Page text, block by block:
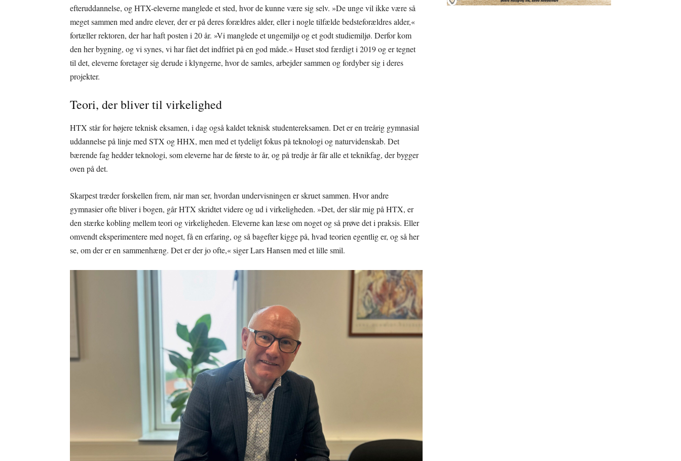
efteruddannelse, og HTX-eleverne manglede et sted, hvor de kunne være sig selv. »De unge vil ikke være så
meget sammen med andre elever, der er på deres forældres alder, eller i nogle tilfælde bedsteforældres alder,«
fortæller rektoren, der har haft posten i 20 år. »Vi manglede et ungemiljø og et godt studiemiljø. Derfor kom
den her bygning, og vi synes, vi har fået det indfriet på en god måde.« Huset stod færdigt i 2019 og er tegnet
til det, eleverne foretager sig derude i klyngerne, hvor de samles, arbejder sammen og fordyber sig i deres
projekter.
Teori, der bliver til virkelighed
HTX står for højere teknisk eksamen, i dag også kaldet teknisk studentereksamen. Det er en treårig gymnasial
uddannelse på linje med STX og HHX, men med et tydeligt fokus på teknologi og naturvidenskab. Det
bærende fag hedder teknologi, som eleverne har de første to år, og på tredje år får alle et teknikfag, der bygger
oven på det.
Skarpest træder forskellen frem, når man ser, hvordan undervisningen er skruet sammen. Hvor andre
gymnasier ofte bliver i bogen, går HTX skridtet videre og ud i virkeligheden. »Det, der slår mig på HTX, er
den stærke kobling mellem teori og virkeligheden. Eleverne kan læse om noget og så prøve det i praksis. Eller
omvendt eksperimentere med noget, få en erfaring, og så bagefter kigge på, hvad teorien egentlig er, og så her
se, om der er en sammenhæng. Det er der jo ofte,« siger Lars Hansen med et lille smil.